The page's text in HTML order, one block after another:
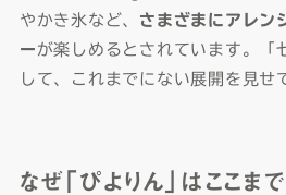
やかき氷など、 さまざまにアレン
ー が楽しめるとされています。「
して、これまでにない展開を見せ
なぜ「ぴよりん」はここま